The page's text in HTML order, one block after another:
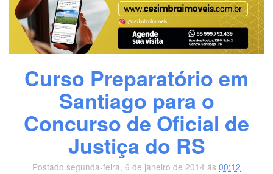
Curso Preparatório em
Santiago para o
Concurso de Oficial de
Justiça do RS
Postado segunda-feira, 6 de janeiro de 2014 ás 00:12